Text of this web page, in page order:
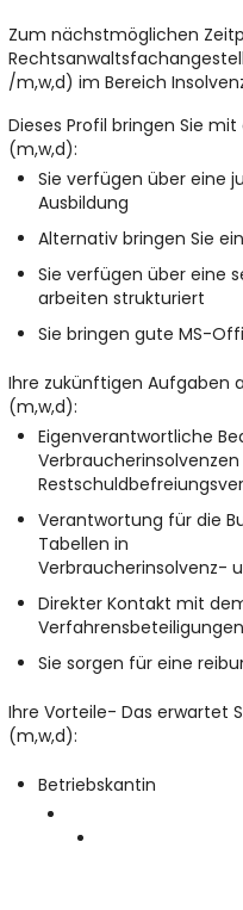
Zum nächstmöglichen
/m,w,d) im Bereich
Dieses Profil bringen Sie
(m,w,d):
Sie verfügen über eine
Ausbildung
Alternativ bringen Sie
Sie verfügen über eine
arbeiten strukturiert
Sie bringen gute MS-
Ihre zukünftigen Aufgaben
(m,w,d):
Eigenverantwortliche
Verantwortung für die
Tabellen in
Verbraucherinsolvenz-
Direkter Kontakt mit
Verfahrensbeteiligungen
Sie sorgen für eine
Ihre Vorteile- Das erwartet
(m,w,d):
Betriebskantin